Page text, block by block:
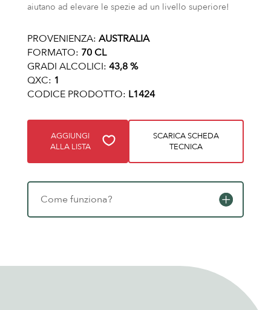
aiutano ad elevare le spezie ad un livello superiore!
PROVENIENZA: AUSTRALIA
FORMATO: 70 CL
GRADI ALCOLICI: 43,8 %
QXC: 1
CODICE PRODOTTO: L1424
AGGIUNGI
ALLA LISTA
SCARICA SCHEDA
TECNICA
Come funziona?